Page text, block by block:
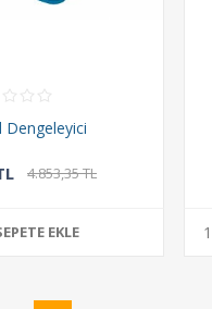
Dengeleyici
4.853,35 TL
EKLE